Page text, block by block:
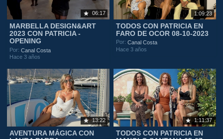
06:17
MARBELLA DESIGN&ART
2023 CON PATRICIA -
OPENING
Por:Canal Costa
Hace 3 años
1:09:23
TODOS CON PATRICIA EN
FARO DE OCOR 08-10-2023
Por:Canal Costa
Hace 3 años
13:22
AVENTURA MÁGICA CON
1:11:37
TODOS CON PATRICIA EN